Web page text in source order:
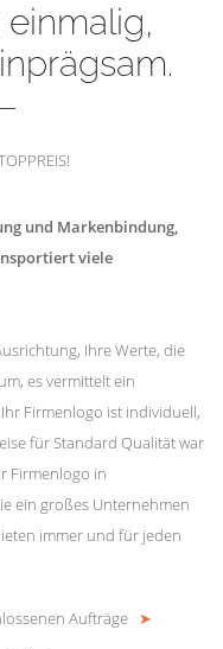
und Markenbindung,
viele
Ihre Werte, die
es vermittelt ein
Firmenlogo ist individuell,
für Standard Qualität war
Firmenlogo in
ein großes Unternehmen
immer und für jeden
Aufträge ➤